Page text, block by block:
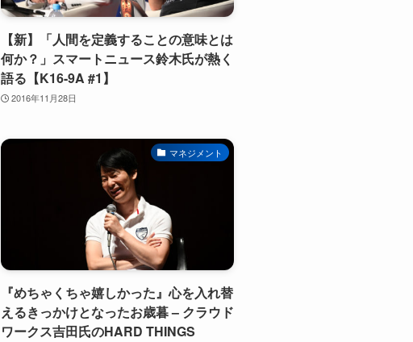
【新】「人間を定義することの意味とは
何か？」スマートニュース鈴木氏が熱く
語る【K16-9A #1】
2016年11月28日
マネジメント
『めちゃくちゃ嬉しかった』心を入れ替
えるきっかけとなったお歳暮 – クラウド
ワークス吉田氏のHARD THINGS